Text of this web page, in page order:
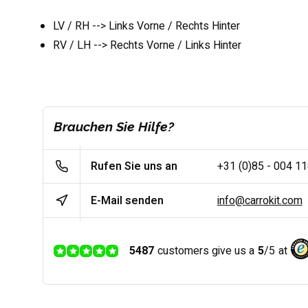
LV / RH --> Links Vorne / Rechts Hinter
RV / LH --> Rechts Vorne / Links Hinter
Brauchen Sie Hilfe?
Rufen Sie uns an +31 (0)85 - 004
E-Mail senden info@carrokit.com
5487 customers give us a 5/5 at